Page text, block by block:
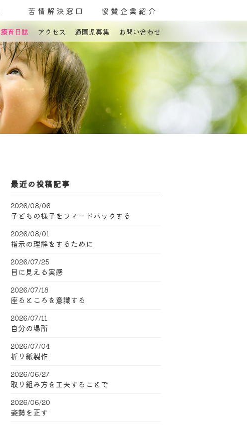
苦情解決窓口 協賛企業紹介
療育日誌 アクセス 通園児募集 お問い合わせ
よくある質問
お問い合わせ
最近の投稿記事
2026/08/06
子どもの様子をフィードバックする
2026/08/01
指示の理解をするために
2026/07/25
目に見える実感
2026/07/18
座るところを意識する
2026/07/11
自分の場所
2026/07/04
折り紙製作
2026/06/27
取り組み方を工夫することで
2026/06/20
姿勢を正す